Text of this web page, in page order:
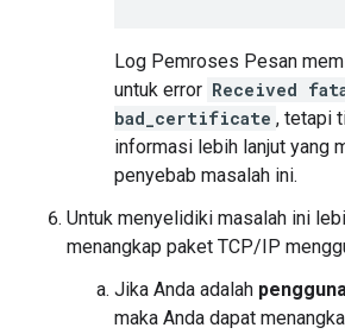
Log Pemroses Pesan
untuk error Received
bad_certificate , tetapi
informasi lebih lanjut yang
penyebab masalah ini.
Untuk menyelidiki masalah ini
menangkap paket TCP/IP
Jika Anda adalah
maka Anda dapat